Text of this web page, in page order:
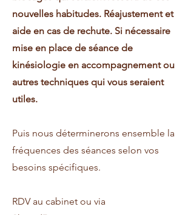
nouvelles habitudes. Réajustement et
aide en cas de rechute. Si nécessaire
mise en place de séance de
kinésiologie en accompagnement ou
autres techniques qui vous seraient
utiles.
Puis nous déterminerons ensemble la
fréquences des séances selon vos
besoins spécifiques.
RDV au cabinet ou via